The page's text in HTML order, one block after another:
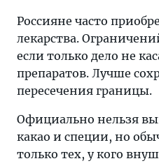
Россияне часто
лекарства.
если только дело не
препаратов. Лучше
пересечения границы.
Официально нельзя
какао и специи, но
только тех, у кого